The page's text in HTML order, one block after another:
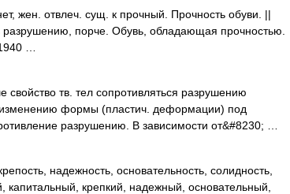
жен. отвлеч. сущ. к прочный. Прочность обуви. ||
разрушению, порче. Обувь, обладающая прочностью.
…
тв. тел сопротивляться разрушению
формы (пластич. деформации) под
разрушению. В зависимости от&#8230; …
надежность, основательность, солидность,
крепкий, надежный, основательный,